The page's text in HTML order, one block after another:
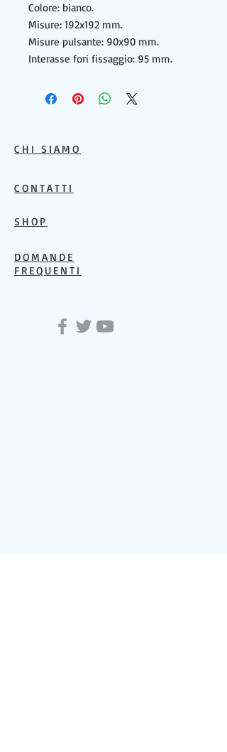
Colore: bianco.
Misure: 192x192 mm.
Misure pulsante: 90x90 mm.
Interasse fori fissaggio: 95 mm.
CHI SIAMO
CONTATTI
SHOP
DOMANDE
FREQUENTI